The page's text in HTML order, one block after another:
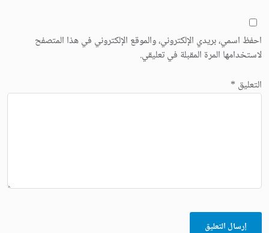
احفظ اسمي، بريدي الإلكتروني، والموقع الإلكتروني في هذا المتصفح
لاستخدامها المرة المقبلة في تعليقي.
التعليق *